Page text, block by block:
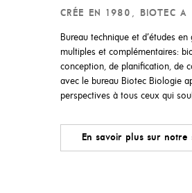
CRÉE EN 1980, BIOTEC A
Bureau technique et d’études
multiples et complémentaires:
conception, de planification, de
avec le bureau Biotec Biologie
perspectives à tous ceux qui
En savoir plus sur notre